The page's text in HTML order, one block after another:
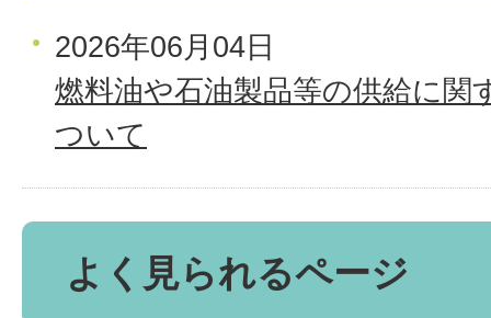
2026年06月04日
燃料油や石油製品等の供給に関
ついて
よく見られるページ